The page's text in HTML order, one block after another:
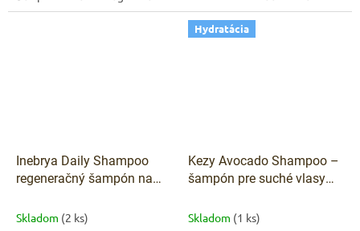
zloženie bez silikónov a SLES.
hebké, lesklé a poddajné.
Inebrya Daily Shampoo
regeneračný šampón na
Skladom (2 ks)
Hydratácia
Kezy Avocado Shampoo –
šampón pre suché vlasy
Skladom (1 ks)